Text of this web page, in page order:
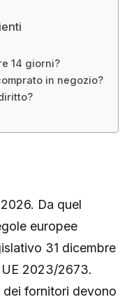
14 giorni?
in negozio?
Da quel
europee
31 dicembre
2023/2673.
dei fornitori devono